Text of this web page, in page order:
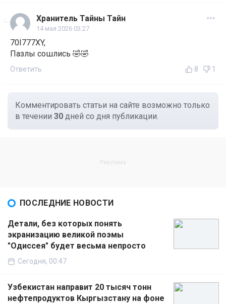
Хранитель Тайны Тайн
14 мая 2026 03:27
70I777XY,
Пазлы сошлись 🤣🤣
Ответить 8 1
Комментировать статьи на сайте возможно только
в течении 30 дней со дня публикации.
ПОСЛЕДНИЕ НОВОСТИ
Детали, без которых понять
экранизацию великой поэмы
"Одиссея" будет весьма непросто
Сегодня, 00:47
Узбекистан направит 20 тысяч тонн
нефтепродуктов Кыргызстану на фоне